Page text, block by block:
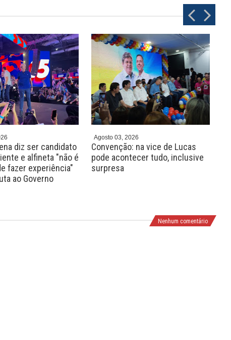
diz ser candidato
e alfineta "não é
fazer experiência"
ao Governo
Agosto 03, 2026
Convenção: na vice de Lucas
pode acontecer tudo, inclusive
surpresa
P
r
e
v
N
e
x
t
Nenhum comentário